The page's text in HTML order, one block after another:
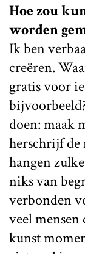
Hoe zou
worden
Ik ben
creëren.
gratis voor
doen: maak
herschrijf de
hangen
niks van
verbonden
veel mensen
kunst